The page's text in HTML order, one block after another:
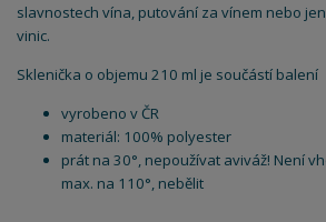
slavnostech vína, putování za vínem nebo
vinic.
Sklenička o objemu 210 ml je součástí balení
vyrobeno v ČR
materiál: 100% polyester
prát na 30°, nepoužívat aviváž! Není
max. na 110°, nebělit